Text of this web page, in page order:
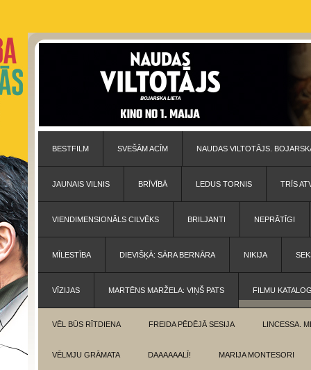
BESTFILM SVEŠĀM ACĪM NAUDAS VILTOTĀJS.
JAUNAIS VILNIS BRĪVĪBĀ LEDUS TORNIS TRĪS
VIENDIMENSIONĀLS CILVĒKS BRILJANTI NEPRĀTĪGI
MĪLESTĪBA DIEVIŠĶĀ: SĀRA BERNĀRA NIKIJA
VĪZIJAS MARTĒNS MARŽELA: VIŅŠ PATS FILMU
VĒL BŪS RĪTDIENA FREIDA PĒDĒJĀ SESIJA LINCESSA.
VĒLMJU GRĀMATA DAAAAAALĪ! MARIJA MONTESORI